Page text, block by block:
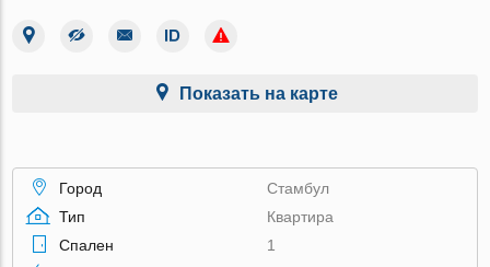
Показать на карте
Город
Стамбул
Тип
Квартира
Спален
1